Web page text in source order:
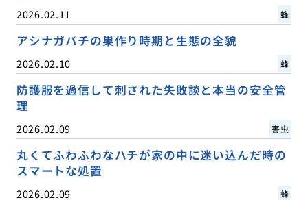
2026.02.11 蜂
アシナガバチの巣作り時期と生態の全貌
2026.02.10 蜂
防護服を過信して刺された失敗談と本当の安全管
理
2026.02.09 害虫
丸くてふわふわなハチが家の中に迷い込んだ時の
スマートな処置
2026.02.09 蜂